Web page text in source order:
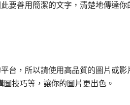
要善用簡潔的文字，清楚地傳達
台，所以請使用高品質的圖片或
技巧等，讓你的圖片更出色。